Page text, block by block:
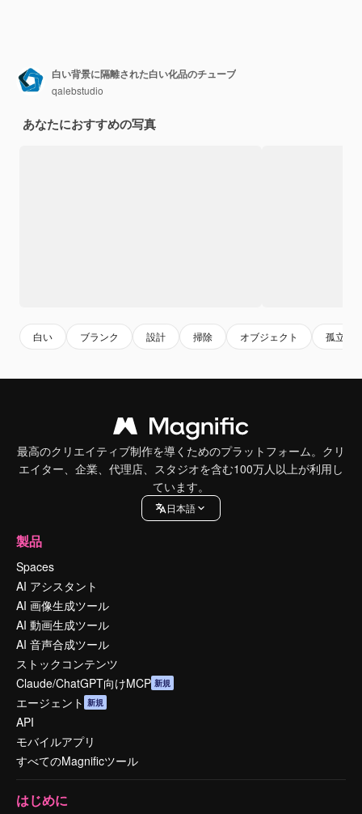
白い背景に隔離された白い化品のチューブ
qalebstudio
あなたにおすすめの写真
白い ブランク 設計 掃除 オブジェクト 孤立し
最高のクリエイティブ制作を導くためのプラットフォーム。クリ
エイター、企業、代理店、スタジオを含む100万人以上が利用し
ています。
日本語
製品
Spaces
AI アシスタント
AI 画像生成ツール
AI 動画生成ツール
AI 音声合成ツール
ストックコンテンツ
Claude/ChatGPT向けMCP 新規
エージェント 新規
API
モバイルアプリ
すべてのMagnificツール
はじめに